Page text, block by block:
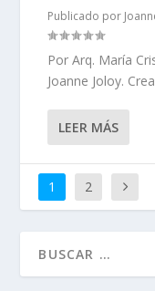
Publicado por
Por Arq. María
Joanne Joloy.
LEER MÁS
1 2